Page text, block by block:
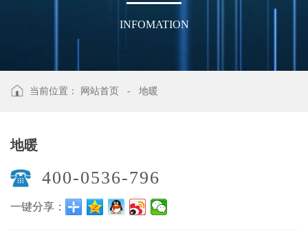
INFOMATION
当前位置： 网站首页 - 地暖
地暖
400-0536-796
一键分享：